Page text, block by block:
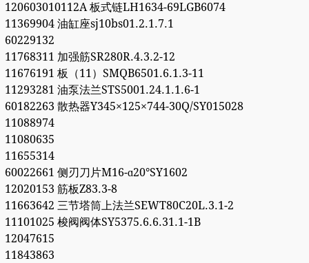
120603010112A 板式链LH1634-69LGB6074
11369904 油缸座sj10bs01.2.1.7.1
60229132
11768311 加强筋SR280R.4.3.2-12
11676191 板（11）SMQB6501.6.1.3-11
11293281 油泵法兰STS5001.24.1.1.6-1
60182263 散热器Y345×125×744-30Q/SY015028
11088974
11080635
11655314
60022661 侧刃刀片M16-ɑ20°SY1602
12020153 筋板Z83.3-8
11663642 三节塔筒上法兰SEWT80C20L.3.1-2
11101025 梭阀阀体SY5375.6.6.31.1-1B
12047615
11843863